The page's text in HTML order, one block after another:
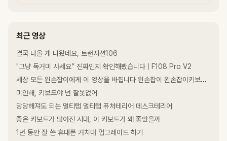
최근 영상
결국 나올 게 나왔네요, 트랜지션106
"그냥 독거미 사세요” 진짜인지 확인해봤습니다 | F108 Pro V2
세상 모든 왼손잡이에게 이 영상을 바칩니다 왼손잡이 왼손잡이키보드 난왼손잡이야
미안해, 키보드야 넌 잘못없어
당당해져도 되는 멀티탭 멀티탭 퓨처테리어 데스크테리어
좋은 키보드가 많아진 시대, 이 키보드가 왜 좋았을까
1년 동안 잘 쓴 휴대폰 거치대 업그레이드 하기